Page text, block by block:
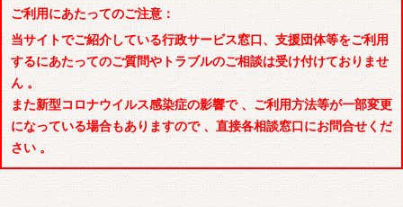
ご利用にあたってのご注意：
当サイトでご紹介している行政サービス窓口、支援団体等をご利用
するにあたってのご質問やトラブルのご相談は受け付けておりませ
ん 。
また新型コロナウイルス感染症の影響で 、ご利用方法等が一部変更
になっている場合もありますので 、直接各相談窓口にお問合せくだ
さい 。